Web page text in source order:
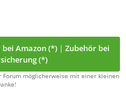
bei Amazon (*) | Zubehör bei
(*)
möglicherweise mit einer kleinen